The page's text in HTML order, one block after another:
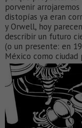
porvenir
distopías ya eran
y Orwell, hoy
describir un futuro
(o un presente: en
México como